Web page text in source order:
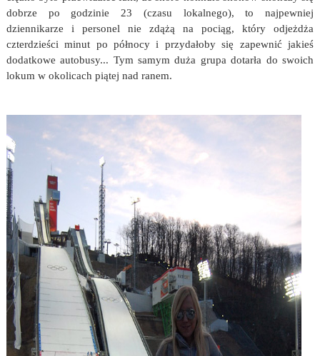
dobrze po godzinie 23 (czasu lokalnego), to najpewniej
dziennikarze i personel nie zdążą na pociąg, który odjeżdża
czterdzieści minut po północy i przydałoby się zapewnić jakieś
dodatkowe autobusy... Tym samym duża grupa dotarła do swoich
lokum w okolicach piątej nad ranem.